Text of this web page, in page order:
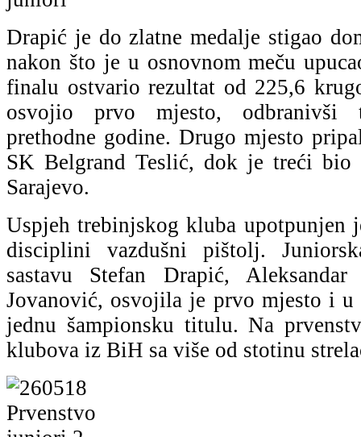
Drapić je do zlatne medalje stigao
nakon što je u osnovnom meču
finalu ostvario rezultat od 225,6
osvojio prvo mjesto, odbranivši
prethodne godine. Drugo mjesto
SK Belgrand Teslić, dok je treći
Sarajevo.
Uspjeh trebinjskog kluba upotpunjen
disciplini vazdušni pištolj.
sastavu Stefan Drapić,
Jovanović, osvojila je prvo mjesto i
jednu šampionsku titulu. Na
klubova iz BiH sa više od stotinu